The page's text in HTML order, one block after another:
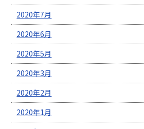
2020年7月
2020年6月
2020年5月
2020年3月
2020年2月
2020年1月